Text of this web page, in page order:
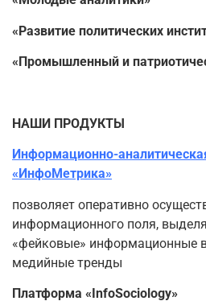
«Развитие политических
«Промышленный и
НАШИ ПРОДУКТЫ
Информационно-
«ИнфоМетрика»
позволяет оперативно
информационного поля,
«фейковые» информационные
медийные тренды
Платформа «InfoSociology»